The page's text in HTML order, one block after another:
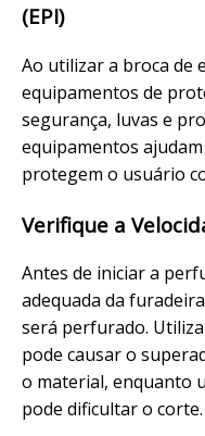
(EPI)
Ao utilizar a broca de
equipamentos de
segurança, luvas e
equipamentos
protegem o usuário
Verifique a
Antes de iniciar a
adequada da
será perfurado.
pode causar o
o material, enquanto
pode dificultar o corte.